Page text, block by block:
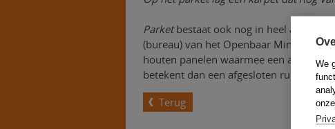
We
Parketbestaat ook nog in heel andere
(bureau) van het Openbaar Ministerie'.
houten panelen waarmee een
betekent dan een afgesloten ruimte
Terug